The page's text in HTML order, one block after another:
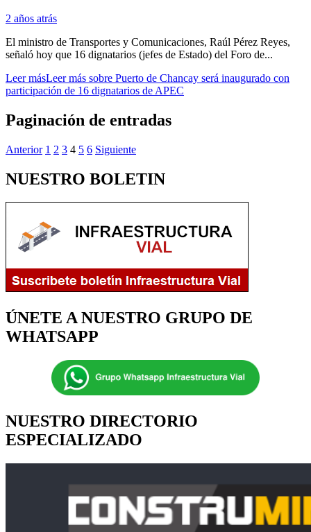
2 años atrás
El ministro de Transportes y Comunicaciones, Raúl Pérez Reyes,
señaló hoy que 16 dignatarios (jefes de Estado) del Foro de...
Leer másLeer más sobre Puerto de Chancay será inaugurado con
participación de 16 dignatarios de APEC
Paginación de entradas
Anterior 1 2 3 4 5 6 Siguiente
NUESTRO BOLETIN
ÚNETE A NUESTRO GRUPO DE
WHATSAPP
NUESTRO DIRECTORIO
ESPECIALIZADO